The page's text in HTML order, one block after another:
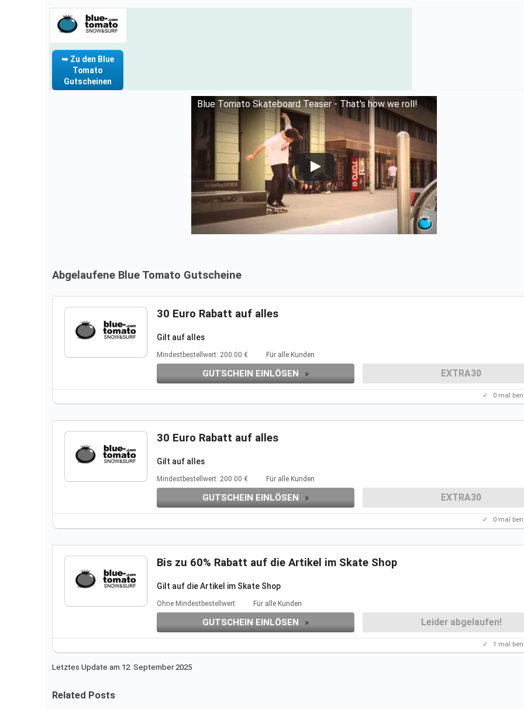
➥ Zu den Blue
Tomato
Gutscheinen
Blue Tomato Skateboard Teaser - That's how we roll!
Abgelaufene Blue Tomato Gutscheine
30 Euro Rabatt auf alles
Gilt auf alles
Mindestbestellwert: 200.00 € Für alle Kunden
GUTSCHEIN EINLÖSEN » EXTRA30
✓ 0 mal
30 Euro Rabatt auf alles
Gilt auf alles
Mindestbestellwert: 200.00 € Für alle Kunden
GUTSCHEIN EINLÖSEN » EXTRA30
✓ 0 mal
Bis zu 60% Rabatt auf die Artikel im Skate Shop
Gilt auf die Artikel im Skate Shop
Weitere Infos auf der Aktionsseite.
Einen Gutscheincode benötigt ihr nicht.
Ohne Mindestbestellwert Für alle Kunden
GUTSCHEIN EINLÖSEN » Leider abgelaufen!
✓ 1 mal
Letztes Update am 12. September 2025
Related Posts